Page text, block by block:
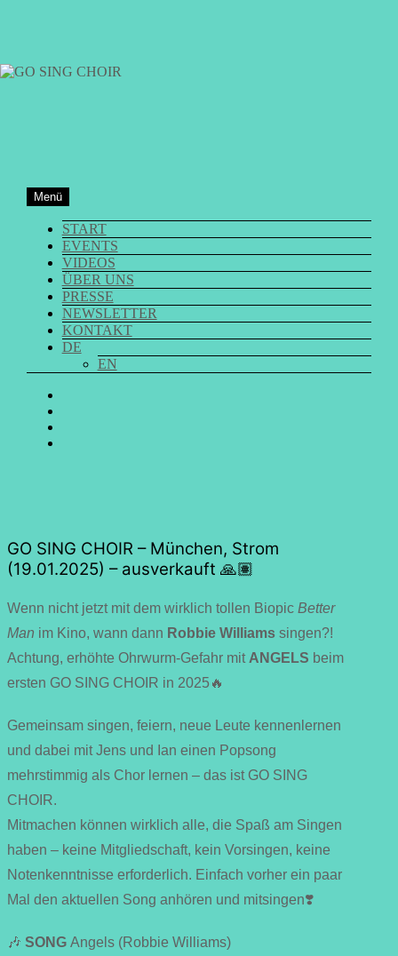
GO SING CHOIR
Menü
START
EVENTS
VIDEOS
ÜBER UNS
PRESSE
NEWSLETTER
KONTAKT
DE
EN
GO SING CHOIR – München, Strom
(19.01.2025) – ausverkauft 🙏🏽
Wenn nicht jetzt mit dem wirklich tollen Biopic Better
Man im Kino, wann dann Robbie Williams singen?!
Achtung, erhöhte Ohrwurm-Gefahr mit ANGELS beim
ersten GO SING CHOIR in 2025🔥
Gemeinsam singen, feiern, neue Leute kennenlernen
und dabei mit Jens und Ian einen Popsong
mehrstimmig als Chor lernen – das ist GO SING
CHOIR.
Mitmachen können wirklich alle, die Spaß am Singen
haben – keine Mitgliedschaft, kein Vorsingen, keine
Notenkenntnisse erforderlich. Einfach vorher ein paar
Mal den aktuellen Song anhören und mitsingen❣️
🎶 SONG Angels (Robbie Williams)